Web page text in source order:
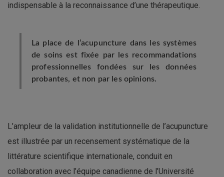
indispensable à la reconnaissance d’une thérapeutique.
La place de l’acupuncture dans les systèmes
de soins est fixée par les recommandations
professionnelles fondées sur les données
probantes, et non par les opinions.
L’ampleur de la validation institutionnelle de l’acupuncture
est illustrée par un recensement systématique de la
littérature scientifique internationale, conduit en
collaboration avec l’équipe canadienne de l’Université